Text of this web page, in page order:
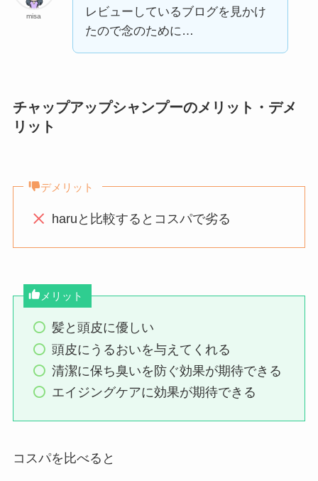
misa
レビューしているブログを見かけ
たので念のために…
チャップアップシャンプーのメリット・デメ
リット
デメリット
haruと比較するとコスパで劣る
メリット
髪と頭皮に優しい
頭皮にうるおいを与えてくれる
清潔に保ち臭いを防ぐ効果が期待できる
エイジングケアに効果が期待できる
コスパを比べると